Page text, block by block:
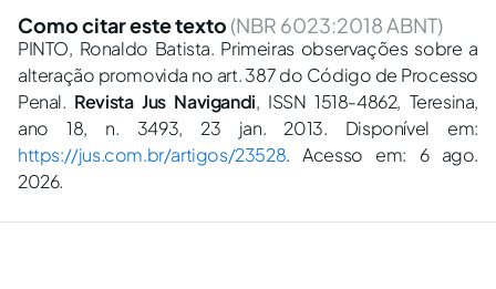
Como citar este texto (NBR 6023:2018 ABNT)
PINTO, Ronaldo Batista. Primeiras observações sobre a
alteração promovida no art. 387 do Código de Processo
Penal. Revista Jus Navigandi, ISSN 1518-4862, Teresina,
ano 18, n. 3493, 23 jan. 2013. Disponível em:
https://jus.com.br/artigos/23528. Acesso em: 6 ago.
2026.